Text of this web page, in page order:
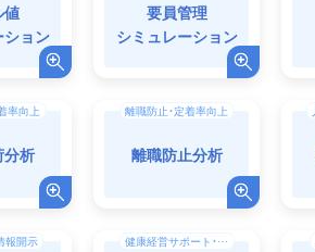
値
ション
要員管理
シミュレーション
率向上
分析
離職防止・定着率向上
離職防止分析
報開示 健康経営サポート・働き方改革